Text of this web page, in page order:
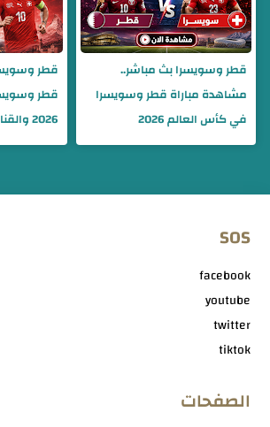
قطر وسويسرا بث مباشر..
مشاهدة مباراة قطر وسويسرا
في كأس العالم 2026
قطر
قطر
2026 والقناة الناقلة
الصفحات
SOS
facebook
youtube
twitter
tiktok